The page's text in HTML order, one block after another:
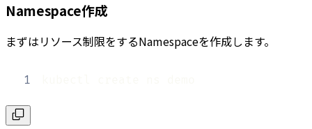
Namespace作成
まずはリソース制限をするNamespaceを作成します。
1